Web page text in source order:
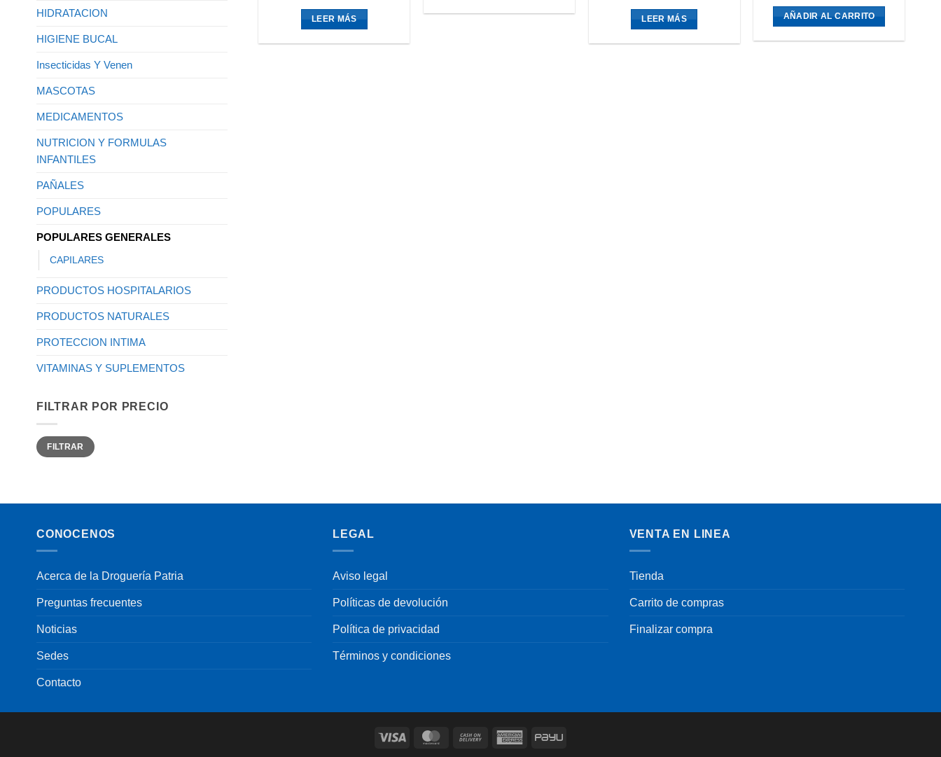
HIDRATACION
HIGIENE BUCAL
Insecticidas Y Venen
MASCOTAS
MEDICAMENTOS
NUTRICION Y FORMULAS
INFANTILES
PAÑALES
POPULARES
POPULARES GENERALES
CAPILARES
PRODUCTOS HOSPITALARIOS
PRODUCTOS NATURALES
PROTECCION INTIMA
VITAMINAS Y SUPLEMENTOS
FILTRAR POR PRECIO
Precio
mínimo
Precio
máximo
FILTRAR
LEER MÁS LEER MÁS AÑADIR AL CARRITO
CONOCENOS
Acerca de la Droguería Patria
Preguntas frecuentes
Noticias
Sedes
Contacto
LEGAL
Aviso legal
Políticas de devolución
Política de privacidad
Términos y condiciones
VENTA EN LINEA
Tienda
Carrito de compras
Finalizar compra
Visa MasterCardCash
AmericanPayU